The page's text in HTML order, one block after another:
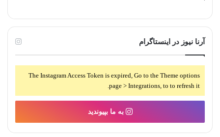
آرنا نیوز در اینستاگرام
The Instagram Access Token is expired, Go to the Theme options
page > Integrations, to to refresh it.
به ما بپیوندید